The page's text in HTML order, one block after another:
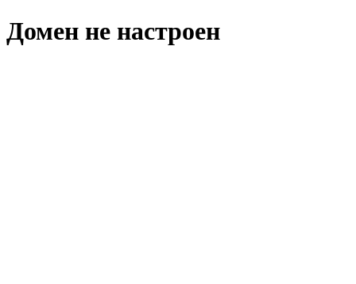
Домен не настроен